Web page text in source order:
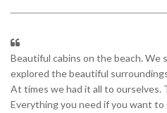
Beautiful cabins on the beach.
explored the beautiful
At times we had it all to ourselves.
Everything you need if you want to